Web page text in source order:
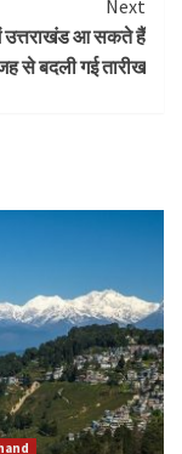
Next
में उत्तराखंड आ सकते हैं
से बदली गई तारीख